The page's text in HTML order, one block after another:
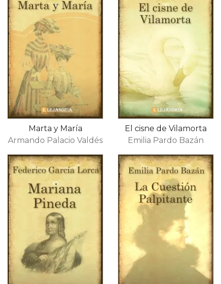
Marta y María
Armando Palacio Valdés
El cisne de Vilamorta
Emilia Pardo Bazán